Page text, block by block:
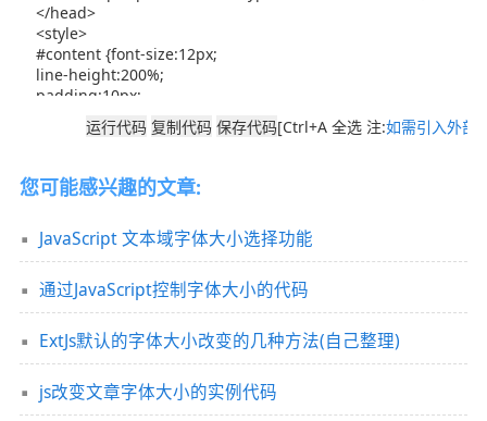
[Ctrl+A 全选 注:如需引入外部
您可能感兴趣的文章:
JavaScript 文本域字体大小选择功能
通过JavaScript控制字体大小的代码
ExtJs默认的字体大小改变的几种方法(自己整理)
js改变文章字体大小的实例代码